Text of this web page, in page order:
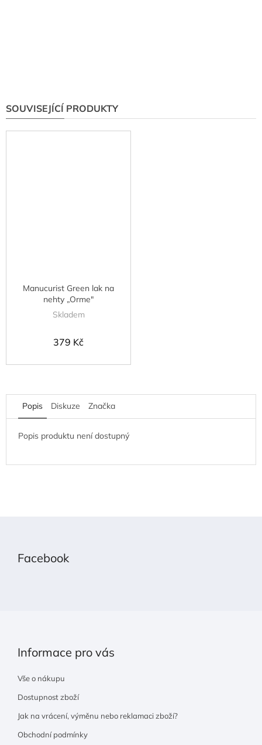
SOUVISEJÍCÍ PRODUKTY
Manucurist Green lak na
nehty „Orme"
Skladem
379 Kč
Popis Diskuze Značka
Popis produktu není dostupný
Facebook
Informace pro vás
Vše o nákupu
Dostupnost zboží
Jak na vrácení, výměnu nebo reklamaci zboží?
Obchodní podmínky